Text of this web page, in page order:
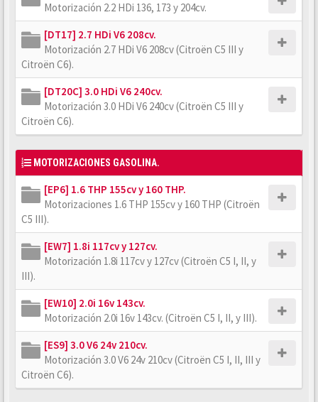
Motorización 2.2 HDi 136, 173 y 204cv.
[DT17] 2.7 HDi V6 208cv.
Motorización 2.7 HDi V6 208cv (Citroën C5 III y
Citroën C6).
[DT20C] 3.0 HDi V6 240cv.
Motorización 3.0 HDi V6 240cv (Citroën C5 III y
Citroën C6).
MOTORIZACIONES GASOLINA.
[EP6] 1.6 THP 155cv y 160 THP.
Motorizaciones 1.6 THP 155cv y 160 THP (Citroën
C5 III).
[EW7] 1.8i 117cv y 127cv.
Motorización 1.8i 117cv y 127cv (Citroën C5 I, II, y
III).
[EW10] 2.0i 16v 143cv.
Motorización 2.0i 16v 143cv. (Citroën C5 I, II, y III).
[ES9] 3.0 V6 24v 210cv.
Motorización 3.0 V6 24v 210cv (Citroën C5 I, II, III y
Citroën C6).